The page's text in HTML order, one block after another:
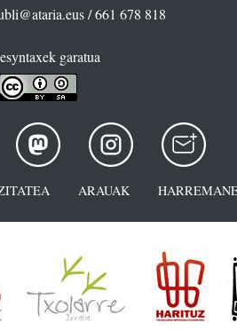
/ 661 678 818
garatua
ARAUAK